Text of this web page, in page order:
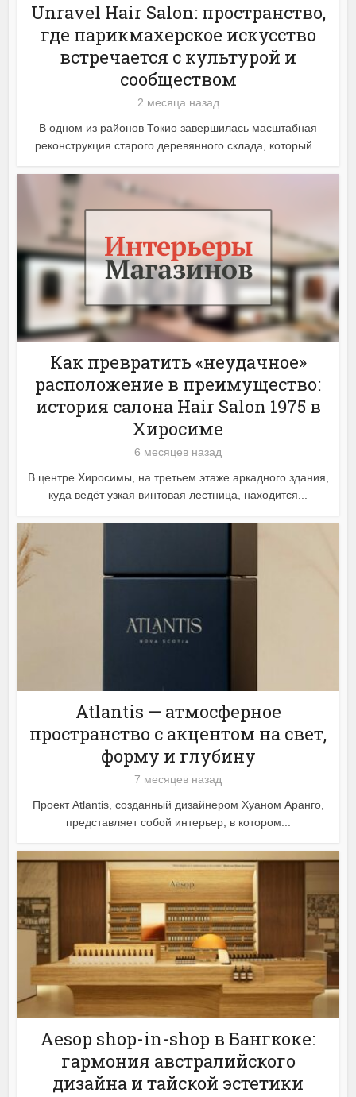
Unravel Hair Salon: пространство,
где парикмахерское искусство
встречается с культурой и
сообществом
2 месяца назад
В одном из районов Токио завершилась масштабная
реконструкция старого деревянного склада, который...
Как превратить «неудачное»
расположение в преимущество:
история салона Hair Salon 1975 в
Хиросиме
6 месяцев назад
В центре Хиросимы, на третьем этаже аркадного здания,
куда ведёт узкая винтовая лестница, находится...
Atlantis — атмосферное
пространство с акцентом на свет,
форму и глубину
7 месяцев назад
Проект Atlantis, созданный дизайнером Хуаном Аранго,
представляет собой интерьер, в котором...
Aesop shop-in-shop в Бангкоке:
гармония австралийского
дизайна и тайской эстетики